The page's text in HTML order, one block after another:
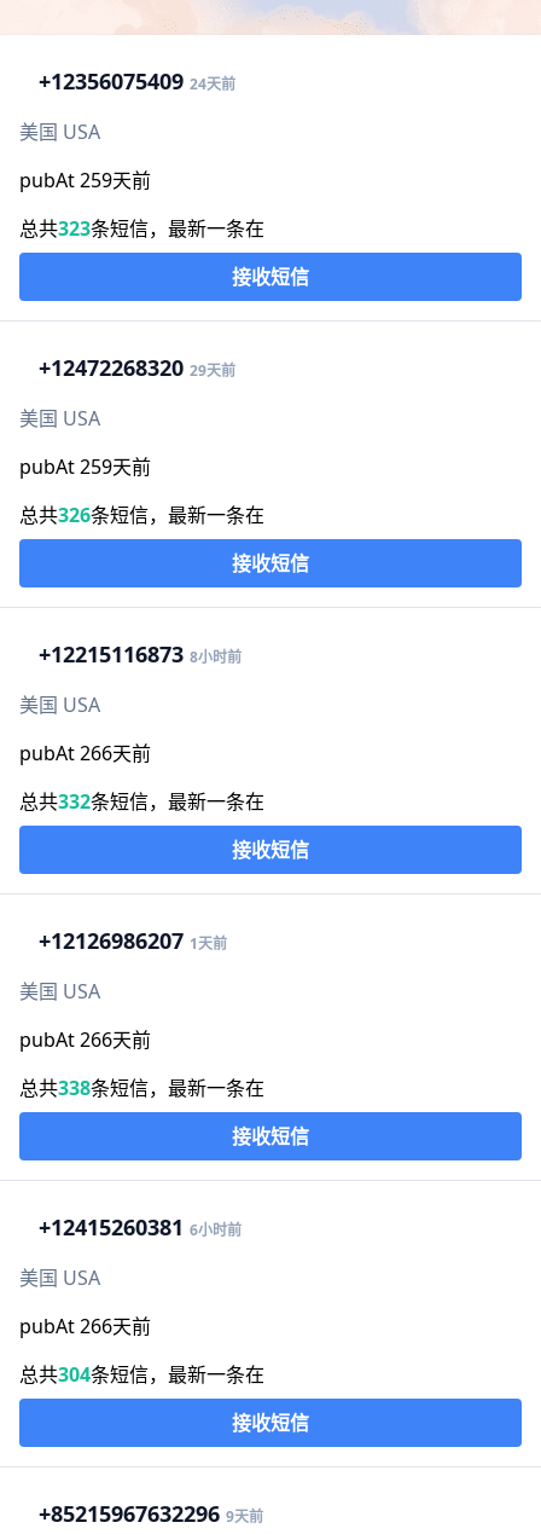
+12356075409 24天前
美国 USA
pubAt 259天前
总共323条短信，最新一条在
接收短信
+12472268320 29天前
美国 USA
pubAt 259天前
总共326条短信，最新一条在
接收短信
+12215116873 8小时前
美国 USA
pubAt 266天前
总共332条短信，最新一条在
接收短信
+12126986207 1天前
美国 USA
pubAt 266天前
总共338条短信，最新一条在
接收短信
+12415260381 6小时前
美国 USA
pubAt 266天前
总共304条短信，最新一条在
接收短信
+85215967632296 9天前